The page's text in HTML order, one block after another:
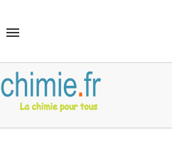
QUANTIQUE